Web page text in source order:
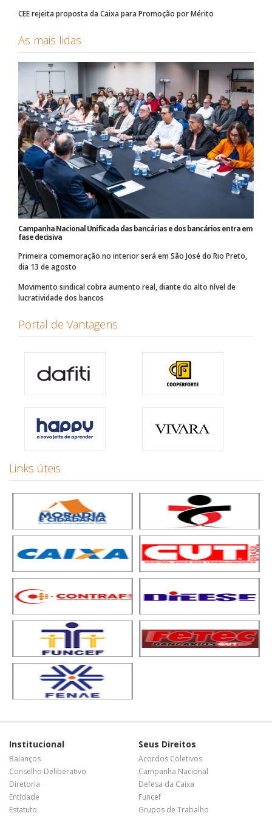
CEE rejeita proposta da Caixa para Promoção por Mérito
As mais lidas
Campanha Nacional Unificada das bancárias e dos bancários entra em
fase decisiva
Primeira comemoração no interior será em São José do Rio Preto,
dia 13 de agosto
Movimento sindical cobra aumento real, diante do alto nível de
lucratividade dos bancos
Portal de Vantagens
Links úteis
Institucional
Balanços
Conselho Deliberativo
Diretoria
Entidade
Estatuto
Seus Direitos
Acordos Coletivos
Campanha Nacional
Defesa da Caixa
Funcef
Grupos de Trabalho